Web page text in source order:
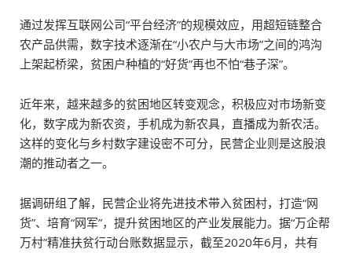
通过发挥互联网公司“平台经济”的规模效应，用超短链整合
农产品供需，数字技术逐渐在“小农户与大市场”之间的鸿沟
上架起桥梁，贫困户种植的“好货”再也不怕“巷子深”。
近年来，越来越多的贫困地区转变观念，积极应对市场新变
化，数字成为新农资，手机成为新农具，直播成为新农活。
这样的变化与乡村数字建设密不可分，民营企业则是这股浪
潮的推动者之一。
据调研组了解，民营企业将先进技术带入贫困村，打造“网
货”、培育“网军”，提升贫困地区的产业发展能力。据“万企帮
万村”精准扶贫行动台账数据显示，截至2020年6月，共有